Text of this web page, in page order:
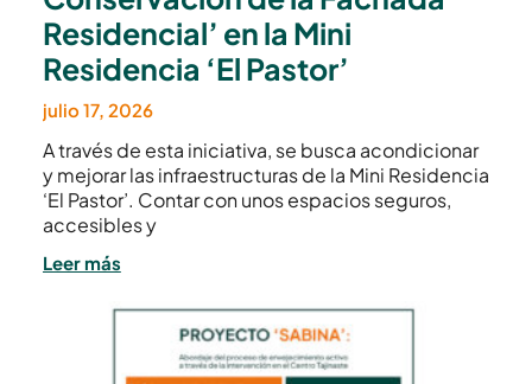
Residencial’ en la Mini
Residencia ‘El Pastor’
julio 17, 2026
A través de esta iniciativa, se busca acondicionar
y mejorar las infraestructuras de la Mini Residencia
‘El Pastor’. Contar con unos espacios seguros,
accesibles y
Leer más